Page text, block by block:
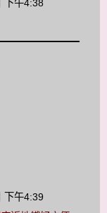
下午4:38
下午4:39